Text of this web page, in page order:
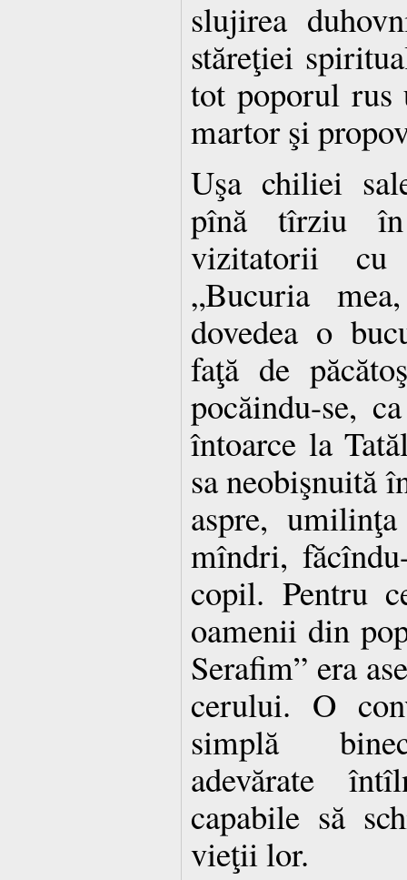
slujirea
stăreţiei
tot poporul rus
martor şi
Uşa chiliei
pînă tîrziu
vizitatorii cu
„Bucuria
dovedea o
faţă de
pocăindu-se,
întoarce la
sa neobişnuită
aspre,
mîndri,
copil. Pentru
oamenii din
Serafim” era
cerului. O
simplă
adevărate
capabile să
vieţii lor.